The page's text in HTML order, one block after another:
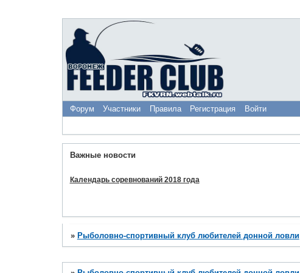
Форум Участники Правила Регистрация Войти
Важные новости
Календарь соревнований 2018 года
» Рыболовно-спортивный клуб любителей донной ловли